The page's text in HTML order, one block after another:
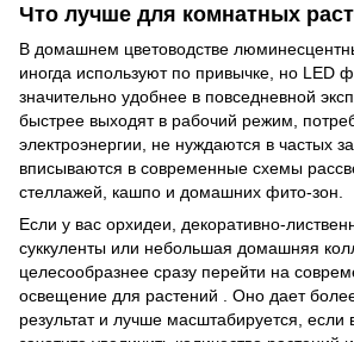
Что лучше для комнатных
В домашнем цветоводстве
иногда используют по привычке, но LED
значительно удобнее в повседневной
быстрее выходят в рабочий режим,
электроэнергии, не нуждаются в частых
вписываются в современные схемы
стеллажей, кашпо и домашних фито-зон.
Если у вас орхидеи, декоративно-
суккуленты или небольшая домашняя
целесообразнее сразу перейти на
освещение для растений . Оно дает
результат и лучше масштабируется, если